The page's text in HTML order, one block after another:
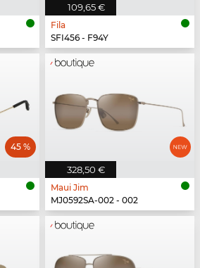
109,65 €
Fila
SFI456 - F94Y
45 %
328,50 €
Maui Jim
MJ0592SA-002 - 002